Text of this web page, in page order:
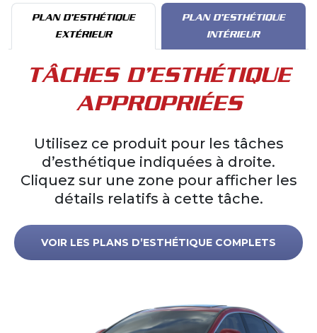
PLAN D’ESTHÉTIQUE
EXTÉRIEUR
PLAN D’ESTHÉTIQUE
INTÉRIEUR
TÂCHES D’ESTHÉTIQUE
APPROPRIÉES
Utilisez ce produit pour les tâches
d’esthétique indiquées à droite.
Cliquez sur une zone pour afficher les
détails relatifs à cette tâche.
VOIR LES PLANS D’ESTHÉTIQUE COMPLETS